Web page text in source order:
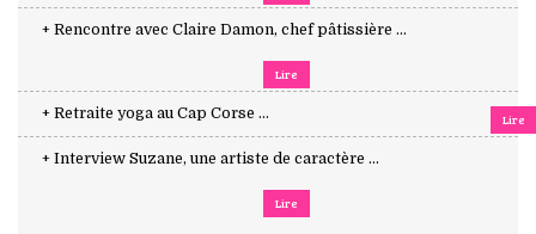
+ Rencontre avec Claire Damon, chef pâtissière ...
Lire
+ Retraite yoga au Cap Corse ... Lire
+ Interview Suzane, une artiste de caractère ...
Lire